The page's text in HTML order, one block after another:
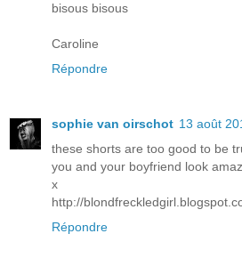
bisous bisous
Caroline
Répondre
sophie van oirschot 13 août
these shorts are too good to be
you and your boyfriend look
x
http://
Répondre